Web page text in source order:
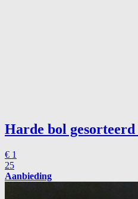
Harde bol gesorteerd
€ 1
25
Aanbieding